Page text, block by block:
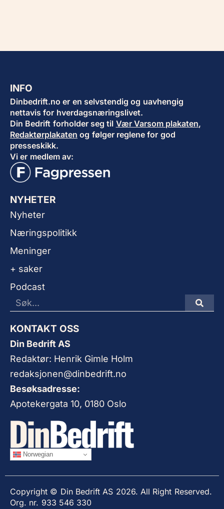
INFO
Dinbedrift.no er en selvstendig og uavhengig
nettavis for hverdagsnæringslivet.
Din Bedrift forholder seg til Vær Varsom plakaten,
Redaktørplakaten og følger reglene for god
presseskikk.
Vi er medlem av:
NYHETER
Nyheter
Næringspolitikk
Meninger
+ saker
Podcast
KONTAKT OSS
Din Bedrift AS
Redaktør: Henrik Gimle Holm
redaksjonen@dinbedrift.no
Besøksadresse:
Apotekergata 10, 0180 Oslo
Norwegian
Copyright © Din Bedrift AS 2026. All Right Reserved.
Org. nr. 933 546 330